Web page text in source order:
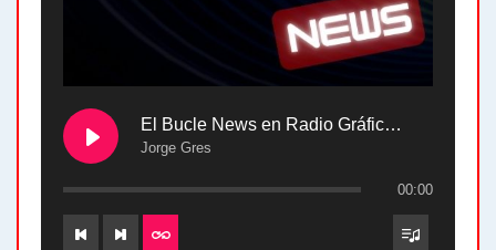
El Bucle News en Radio Gráfica. Bloque 2 . 28.04.24
Jorge Gres
00:00